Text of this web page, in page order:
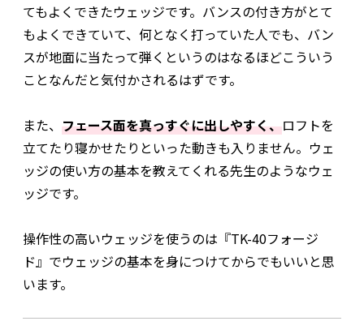
てもよくできたウェッジです。バンスの付き方がとて
もよくできていて、何となく打っていた人でも、バン
スが地面に当たって弾くというのはなるほどこういう
ことなんだと気付かされるはずです。
また、 フェース面を真っすぐに出しやすく、ロフトを
立てたり寝かせたりといった動きも入りません。ウェ
ッジの使い方の基本を教えてくれる先生のようなウェ
ッジです。
操作性の高いウェッジを使うのは『TK-40フォージ
ド』でウェッジの基本を身につけてからでもいいと思
います。